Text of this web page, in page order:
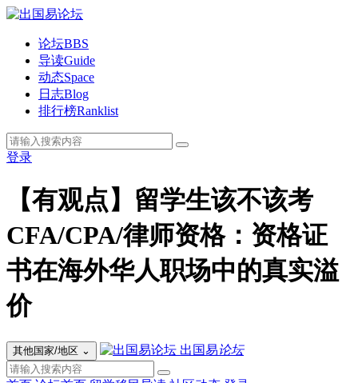
论坛BBS
导读Guide
动态Space
日志Blog
排行榜Ranklist
登录
【有观点】留学生该不该考
CFA/CPA/律师资格：资格证
书在海外华人职场中的真实溢
价
其他国家/地区 ⌄ 出国易论坛